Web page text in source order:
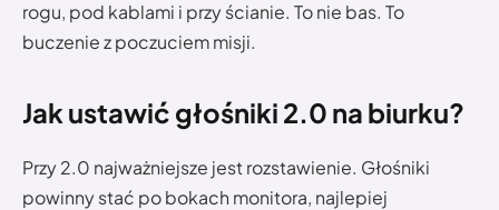
rogu, pod kablami i przy ścianie. To nie bas. To
buczenie z poczuciem misji.
Jak ustawić głośniki 2.0 na biurku?
Przy 2.0 najważniejsze jest rozstawienie. Głośniki
powinny stać po bokach monitora, najlepiej